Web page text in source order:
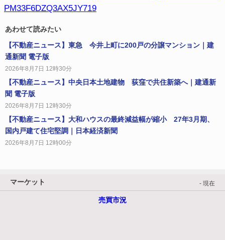
PM33F6DZQ3AX5JY719
あわせて読みたい
【不動産ニュース】東急 今井上町に200戸の分譲マンション｜建
通新聞 電子版
2026年8月7日 12時30分
【不動産ニュース】中央日本土地建物 荻窪で共住新築へ｜建通新
聞 電子版
2026年8月7日 12時30分
【不動産ニュース】大和ハウスの最終減益幅が縮小 27年3月期、
国内戸建て住宅堅調｜日本経済新聞
2026年8月7日 12時00分
マーケット - 現在
売買市況